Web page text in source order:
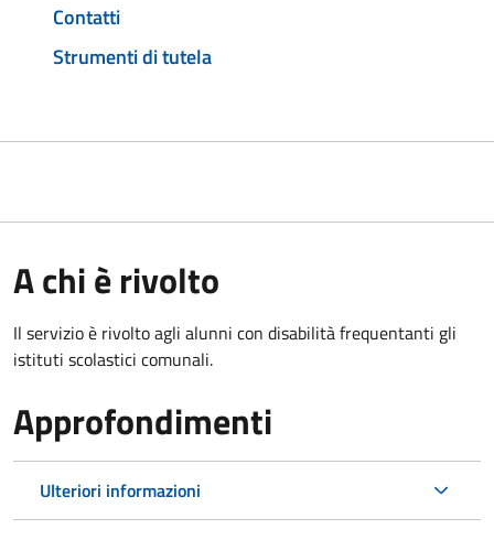
Contatti
Strumenti di tutela
A chi è rivolto
Il servizio è rivolto agli alunni con disabilità frequentanti gli
istituti scolastici comunali.
Approfondimenti
Ulteriori informazioni